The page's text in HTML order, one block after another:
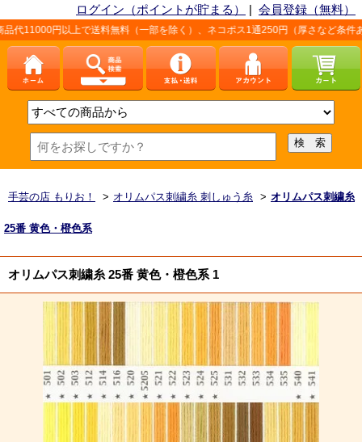
ログイン（ポイントが貯まる） | 会員登録（無料）
で送料無料（一部を除く）、ネコポス1通250円（厚さなど条件あり）。詳し
手芸の店 もりお！ > オリムパス刺繍糸 刺しゅう糸 > オリムパス刺繍糸
25番 黄色・橙色系
オリムパス刺繍糸 25番 黄色・橙色系 1